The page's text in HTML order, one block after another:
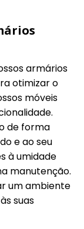
armários
otimizar o
móveis
de forma
e ao seu
à umidade
manutenção.
um ambiente
suas